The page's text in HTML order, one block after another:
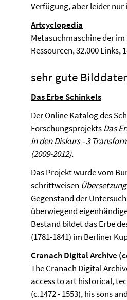
Verfügung, aber leider
Artcyclopedia
Metasuchmaschine der
Ressourcen, 32.000 Links,
sehr gute
Das Erbe Schinkels
Der Online Katalog des
ForschungsprojektsDas
in den Diskurs - 3
(2009-2012).
Das Projekt wurde vom
schrittweisen
Gegenstand der
überwiegend
Bestand bildet das Erbe
(1781-1841) im Berliner
Cranach Digital Archive
The Cranach Digital
access to art historical,
(c.1472 - 1553), his sons